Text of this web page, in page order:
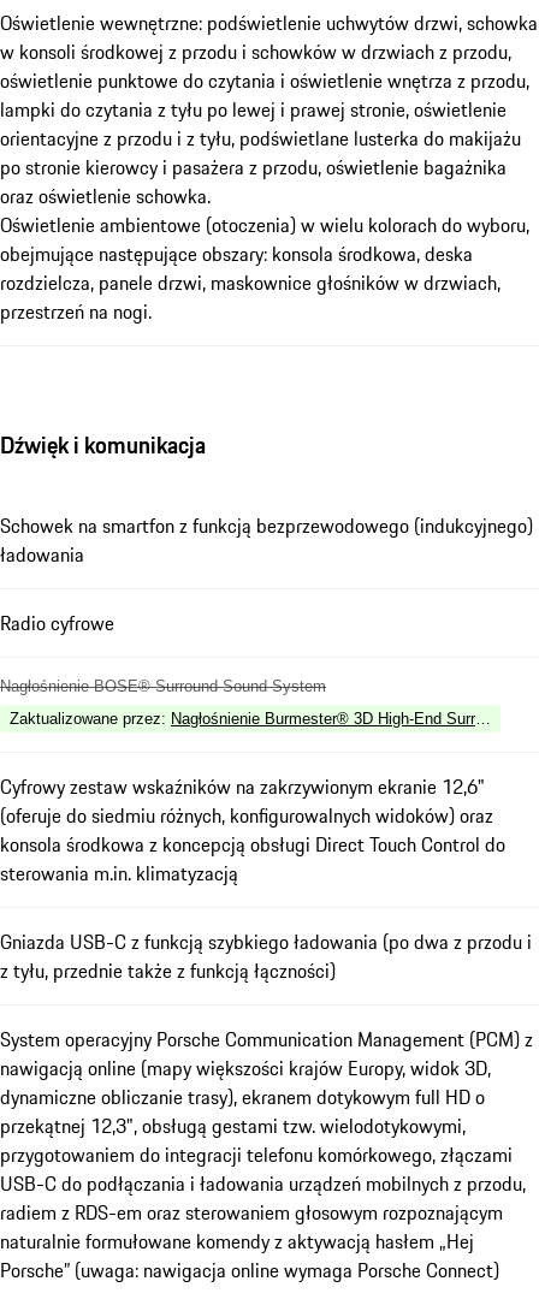
Oświetlenie wewnętrzne: podświetlenie uchwytów drzwi, schowka
w konsoli środkowej z przodu i schowków w drzwiach z przodu,
oświetlenie punktowe do czytania i oświetlenie wnętrza z przodu,
lampki do czytania z tyłu po lewej i prawej stronie, oświetlenie
orientacyjne z przodu i z tyłu, podświetlane lusterka do makijażu
po stronie kierowcy i pasażera z przodu, oświetlenie bagażnika
oraz oświetlenie schowka.
Oświetlenie ambientowe (otoczenia) w wielu kolorach do wyboru,
obejmujące następujące obszary: konsola środkowa, deska
rozdzielcza, panele drzwi, maskownice głośników w drzwiach,
przestrzeń na nogi.
Dźwięk i komunikacja
Schowek na smartfon z funkcją bezprzewodowego (indukcyjnego)
ładowania
Radio cyfrowe
Nagłośnienie BOSE® Surround Sound System
Zaktualizowane przez: Nagłośnienie Burmester® 3D High-End Surround
Cyfrowy zestaw wskaźników na zakrzywionym ekranie 12,6"
(oferuje do siedmiu różnych, konfigurowalnych widoków) oraz
konsola środkowa z koncepcją obsługi Direct Touch Control do
sterowania m.in. klimatyzacją
Gniazda USB-C z funkcją szybkiego ładowania (po dwa z przodu i
z tyłu, przednie także z funkcją łączności)
System operacyjny Porsche Communication Management (PCM) z
nawigacją online (mapy większości krajów Europy, widok 3D,
dynamiczne obliczanie trasy), ekranem dotykowym full HD o
przekątnej 12,3", obsługą gestami tzw. wielodotykowymi,
przygotowaniem do integracji telefonu komórkowego, złączami
USB-C do podłączania i ładowania urządzeń mobilnych z przodu,
radiem z RDS-em oraz sterowaniem głosowym rozpoznającym
naturalnie formułowane komendy z aktywacją hasłem „Hej
Porsche” (uwaga: nawigacja online wymaga Porsche Connect)